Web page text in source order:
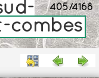
405/4168
combes